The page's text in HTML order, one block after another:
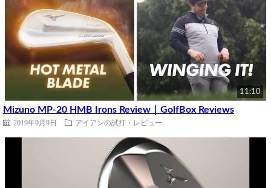
11:10
Mizuno MP-20 HMB Irons Review｜GolfBox Reviews
2019年9月9日 アイアンの試打・レビュー